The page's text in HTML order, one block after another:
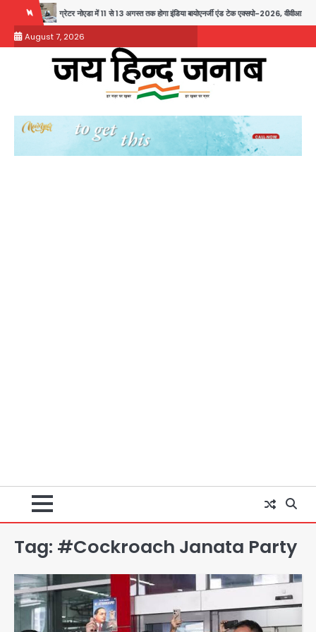
content
ग्रेटर नोएडा में 11 से 13 अगस्त तक होगा इंडिया बायोएनर्जी एंड टेक एक्सपो-2026, वीवीआईपी मूवमेंट को
August 7, 2026
Tag: #Cockroach Janata Party
ग्रेटर नोएडा आएंगे सीएम योगी आदित्यनाथ,